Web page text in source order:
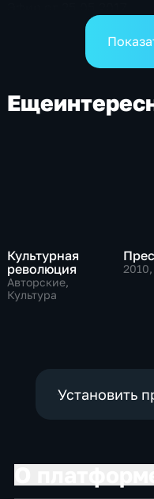
Еще
Культурная
революция
Авторские,
Культура
2010
Установить